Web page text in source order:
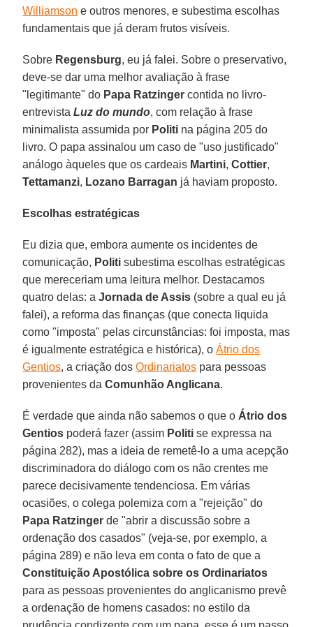
Williamson e outros menores, e subestima escolhas
fundamentais que já deram frutos visíveis.
Sobre Regensburg, eu já falei. Sobre o preservativo,
deve-se dar uma melhor avaliação à frase
"legitimante" do Papa Ratzinger contida no livro-
entrevistaLuz do mundo, com relação à frase
minimalista assumida por Politi na página 205 do
livro. O papa assinalou um caso de "uso justificado"
análogo àqueles que os cardeais Martini,Cottier,
Tettamanzi, Lozano Barragan já haviam proposto.
Escolhas estratégicas
Eu dizia que, embora aumente os incidentes de
comunicação, Politi subestima escolhas estratégicas
que mereceriam uma leitura melhor. Destacamos
quatro delas: aJornada de Assis (sobre a qual eu já
falei), a reforma das finanças (que conecta liquida
como "imposta" pelas circunstâncias: foi imposta, mas
é igualmente estratégica e histórica), oÁtrio dos
Gentios, a criação dosOrdinariatos para pessoas
provenientes daComunhão Anglicana.
É verdade que ainda não sabemos o que o Átrio dos
Gentios poderá fazer (assim Politi se expressa na
página 282), mas a ideia de remetê-lo a uma acepção
discriminadora do diálogo com os não crentes me
parece decisivamente tendenciosa. Em várias
ocasiões, o colega polemiza com a "rejeição" do
Papa Ratzinger de "abrir a discussão sobre a
ordenação dos casados" (veja-se, por exemplo, a
página 289) e não leva em conta o fato de que a
Constituição Apostólica sobre os Ordinariatos
para as pessoas provenientes do anglicanismo prevê
a ordenação de homens casados: no estilo da